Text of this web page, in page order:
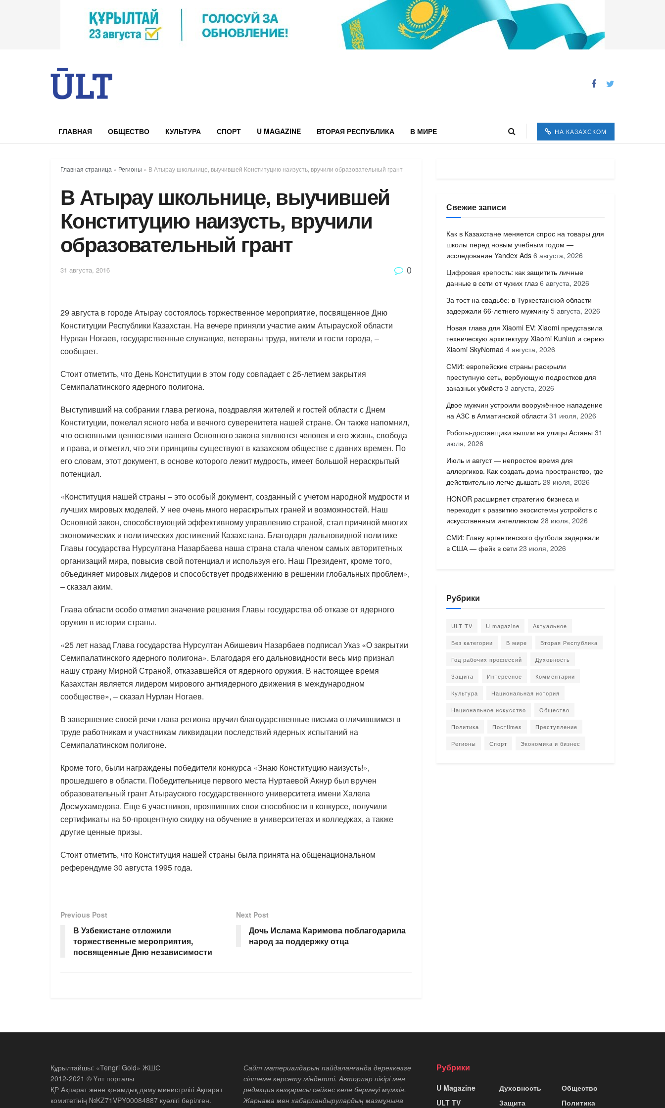
ГЛАВНАЯ ОБЩЕСТВО КУЛЬТУРА СПОРТ U MAGAZINE ВТОРАЯ РЕСПУБЛИКА В МИРЕ НА КАЗАХСКОМ
Главная страница » Регионы » В Атырау школьнице, выучившей Конституцию наизусть, вручили образовательный грант
В Атырау школьнице, выучившей
Конституцию наизусть, вручили
образовательный грант
31 августа, 2016 0
29 августа в городе Атырау состоялось торжественное мероприятие, посвященное Дню
Конституции Республики Казахстан. На вечере приняли участие аким Атырауской области
Нурлан Ногаев, государственные служащие, ветераны труда, жители и гости города, –
сообщает.
Стоит отметить, что День Конституции в этом году совпадает с 25-летием закрытия
Семипалатинского ядерного полигона.
Выступивший на собрании глава региона, поздравляя жителей и гостей области с Днем
Конституции, пожелал ясного неба и вечного суверенитета нашей стране. Он также напомнил,
что основными ценностями нашего Основного закона являются человек и его жизнь, свобода
и права, и отметил, что эти принципы существуют в казахском обществе с давних времен. По
его словам, этот документ, в основе которого лежит мудрость, имеет большой нераскрытый
потенциал.
«Конституция нашей страны – это особый документ, созданный с учетом народной мудрости и
лучших мировых моделей. У нее очень много нераскрытых граней и возможностей. Наш
Основной закон, способствующий эффективному управлению страной, стал причиной многих
экономических и политических достижений Казахстана. Благодаря дальновидной политике
Главы государства Нурсултана Назарбаева наша страна стала членом самых авторитетных
организаций мира, повысив свой потенциал и используя его. Наш Президент, кроме того,
объединяет мировых лидеров и способствует продвижению в решении глобальных проблем»,
– сказал аким.
Глава области особо отметил значение решения Главы государства об отказе от ядерного
оружия в истории страны.
«25 лет назад Глава государства Нурсултан Абишевич Назарбаев подписал Указ «О закрытии
Семипалатинского ядерного полигона». Благодаря его дальновидности весь мир признал
нашу страну Мирной Страной, отказавшейся от ядерного оружия. В настоящее время
Казахстан является лидером мирового антиядерного движения в международном
сообществе», – сказал Нурлан Ногаев.
В завершение своей речи глава региона вручил благодарственные письма отличившимся в
труде работникам и участникам ликвидации последствий ядерных испытаний на
Семипалатинском полигоне.
Кроме того, были награждены победители конкурса «Знаю Конституцию наизусть!»,
прошедшего в области. Победительнице первого места Нуртаевой Акнур был вручен
образовательный грант Атырауского государственного университета имени Халела
Досмухамедова. Еще 6 участников, проявивших свои способности в конкурсе, получили
сертификаты на 50-процентную скидку на обучение в университетах и колледжах, а также
другие ценные призы.
Стоит отметить, что Конституция нашей страны была принята на общенациональном
референдуме 30 августа 1995 года.
Previous Post
В Узбекистане отложили
торжественные мероприятия,
посвященные Дню независимости
Next Post
Дочь Ислама Каримова поблагодарила
народ за поддержку отца
Свежие записи
Как в Казахстане меняется спрос на товары для
школы перед новым учебным годом —
исследование Yandex Ads 6 августа, 2026
Цифровая крепость: как защитить личные
данные в сети от чужих глаз 6 августа, 2026
За тост на свадьбе: в Туркестанской области
задержали 66-летнего мужчину 5 августа, 2026
Новая глава для Xiaomi EV: Xiaomi представила
техническую архитектуру Xiaomi Kunlun и серию
Xiaomi SkyNomad 4 августа, 2026
СМИ: европейские страны раскрыли
преступную сеть, вербующую подростков для
заказных убийств 3 августа, 2026
Двое мужчин устроили вооружённое нападение
на АЗС в Алматинской области 31 июля, 2026
Роботы-доставщики вышли на улицы Астаны 31
июля, 2026
Июль и август — непростое время для
аллергиков. Как создать дома пространство, где
действительно легче дышать 29 июля, 2026
HONOR расширяет стратегию бизнеса и
переходит к развитию экосистемы устройств с
искусственным интеллектом 28 июля, 2026
СМИ: Главу аргентинского футбола задержали
в США — фейк в сети 23 июля, 2026
Рубрики
ULT TV U magazine Актуальное
Без категории В мире Вторая Республика
Год рабочих профессий Духовность
Защита Интересное Комментарии
Культура Национальная история
Национальное искусство Общество
Политика Постtimes Преступление
Регионы Спорт Экономика и бизнес
Құрылтайшы: «Tengri Gold» ЖШС
2012-2021 © Ұлт порталы
ҚР Ақпарат және қоғамдық даму министрлігі Ақпарат
комитетінің №KZ71VPY00084887 куәлігі берілген.
Сайт материалдарын пайдаланғанда дереккөзге
сілтеме көрсету міндетті. Авторлар пікірі мен
редакция көзқарасы сәйкес келе бермеуі мүмкін.
Жарнама мен хабарландырулардың мазмұнына
Рубрики
U Magazine
ULT TV
Духовность
Защита
Общество
Политика